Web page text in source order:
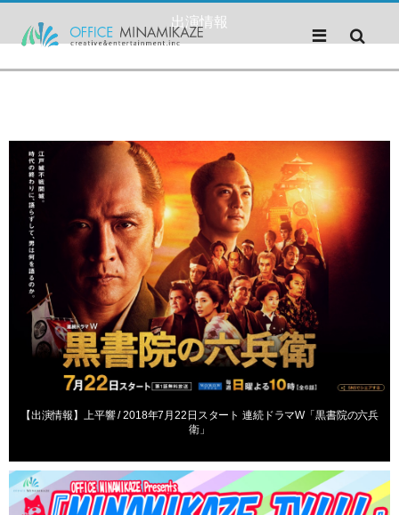
出演情報
【出演情報】上平響 / 2018年7月22日スタート 連続ドラマW「黒書院の六兵
衛」
出演情報
出演情報